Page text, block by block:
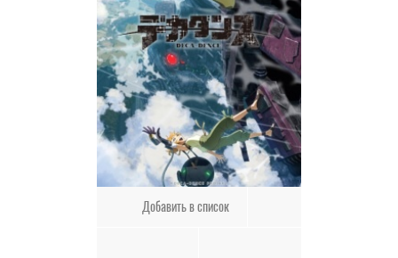
Добавить в список